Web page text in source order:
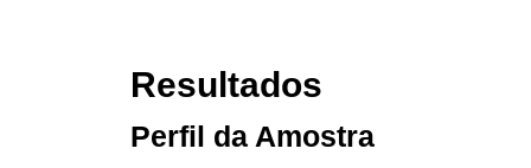
Resultados
Perfil da Amostra